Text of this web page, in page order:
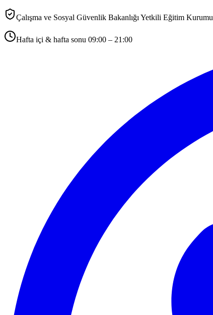
Çalışma ve Sosyal Güvenlik Bakanlığı Yetkili Eğitim Kurumu
Hafta içi & hafta sonu 09:00 – 21:00